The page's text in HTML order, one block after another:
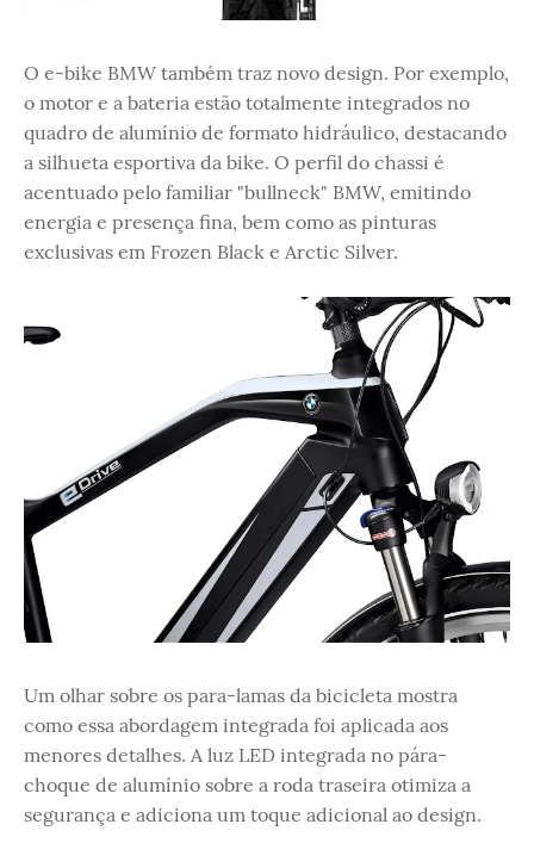
O e-bike BMW também traz novo design. Por exemplo,
o motor e a bateria estão totalmente integrados no
quadro de alumínio de formato hidráulico, destacando
a silhueta esportiva da bike. O perfil do chassi é
acentuado pelo familiar "bullneck" BMW, emitindo
energia e presença fina, bem como as pinturas
exclusivas em Frozen Black e Arctic Silver.
Um olhar sobre os para-lamas da bicicleta mostra
como essa abordagem integrada foi aplicada aos
menores detalhes. A luz LED integrada no pára-
choque de alumínio sobre a roda traseira otimiza a
segurança e adiciona um toque adicional ao design.